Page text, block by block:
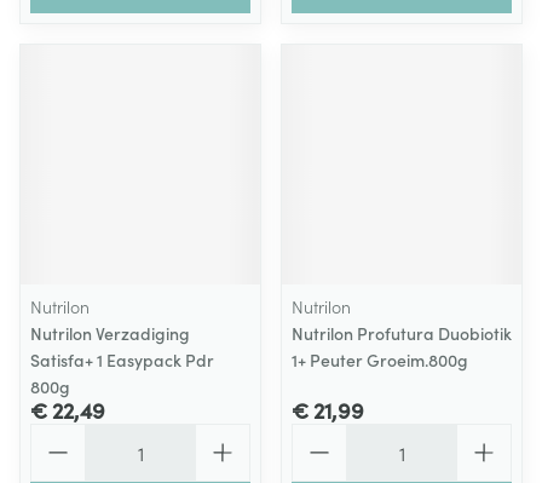
Nutrilon
Nutrilon Verzadiging
Satisfa+ 1 Easypack Pdr
800g
€ 22,49
Nutrilon
Nutrilon Profutura Duobiotik
1+ Peuter Groeim.800g
€ 21,99